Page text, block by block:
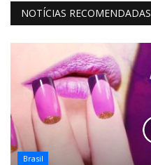
NOTÍCIAS RECOMENDADAS
Brasil